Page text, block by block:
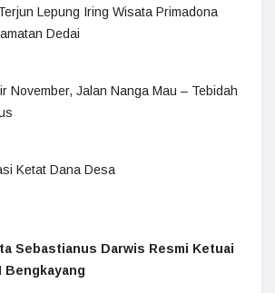
Lepung Iring Wisata Primadona
Dedai
November, Jalan Nanga Mau – Tebidah
Ketat Dana Desa
Sebastianus Darwis Resmi Ketuai
Bengkayang